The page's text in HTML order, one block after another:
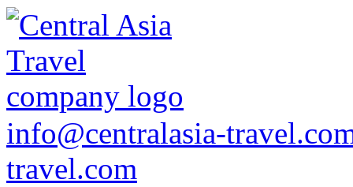
info@centralasia-
travel.com